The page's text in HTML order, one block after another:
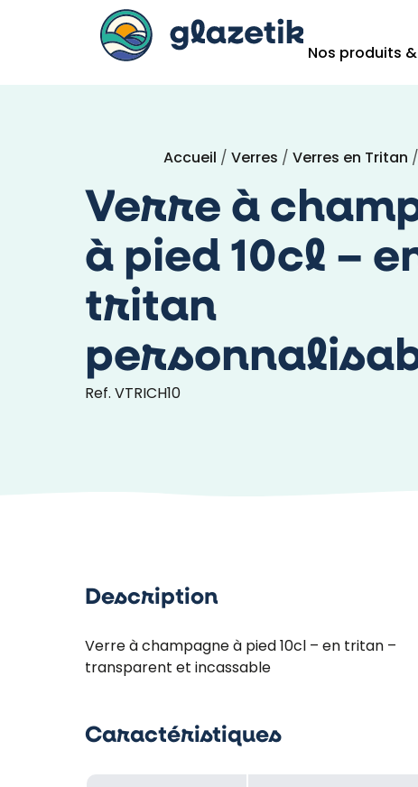
Nos produits
Accueil / Verres / Verres en Tritan /
Verre à
à pied 10cl –
tritan
Ref. VTRICH10
Description
Verre à champagne à pied 10cl – en tritan –
transparent et incassable
Caractéristiques